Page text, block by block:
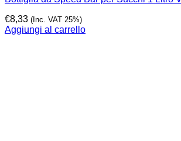
€8,33 (Inc. VAT 25%)
Aggiungi al carrello